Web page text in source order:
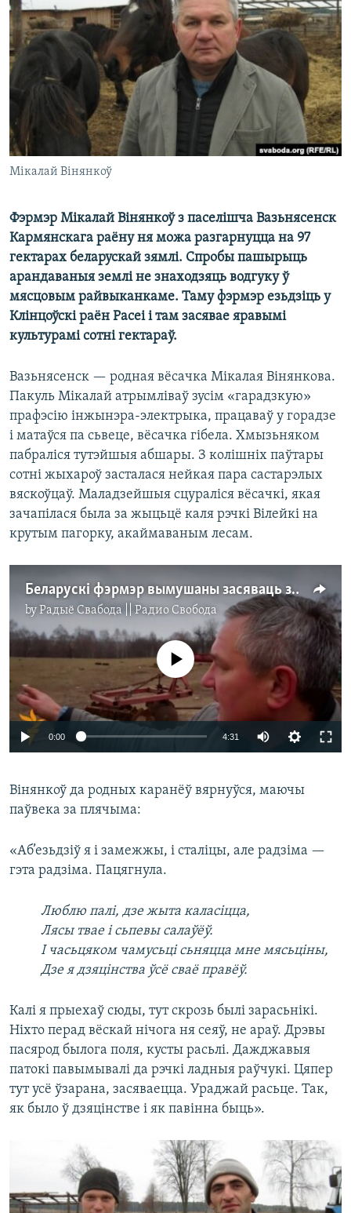
КУЛЬТУРА
КАЛЯНДАР
МОВА
НА ХВАЛЯХ СВАБОДЫ
Мікалай Вінянкоў
Фэрмэр Мікалай Вінянкоў з паселішча Вазьнясенск
Кармянскага раёну ня можа разгарнуцца на 97
гектарах беларускай зямлі. Спробы пашырыць
арандаваныя землі не знаходзяць водгуку ў
мясцовым райвыканкаме. Таму фэрмэр езьдзіць у
Клінцоўскі раён Расеі і там засявае яравымі
культурамі сотні гектараў.
Вазьнясенск — родная вёсачка Мікалая Вінянкова.
Пакуль Мікалай атрымліваў зусім «гарадзкую»
прафэсію інжынэра-электрыка, працаваў у горадзе
і матаўся па сьвеце, вёсачка гібела. Хмызьняком
пабраліся тутэйшыя абшары. З колішніх паўтары
сотні жыхароў засталася нейкая пара састарэлых
вяскоўцаў. Маладзейшыя сцураліся вёсачкі, якая
зачапілася была за жыцьцё каля рэчкі Вілейкі на
крутым пагорку, акаймаваным лесам.
Беларускі фэрмэр вымушаны засяваць зямлю ў Расеі
byРадыё Свабода || Радио Свобода
No media source currently available
0:00 4:31
Вінянкоў да родных каранёў вярнуўся, маючы
паўвека за плячыма:
«Аб’езьдзіў я і замежжы, і сталіцы, але радзіма —
гэта радзіма. Пацягнула.
Люблю палі, дзе жыта каласіцца,
Лясы твае і сьпевы салаўёў.
І часьцяком чамусьці сьняцца мне мясьціны,
Дзе я дзяцінства ўсё сваё правёў.
Калі я прыехаў сюды, тут скрозь былі зарасьнікі.
Ніхто перад вёскай нічога ня сеяў, не араў. Дрэвы
пасярод былога поля, кусты расьлі. Дажджавыя
патокі павымывалі да рэчкі ладныя раўчукі. Цяпер
тут усё ўзарана, засяваецца. Ураджай расьце. Так,
як было ў дзяцінстве і як павінна быць».